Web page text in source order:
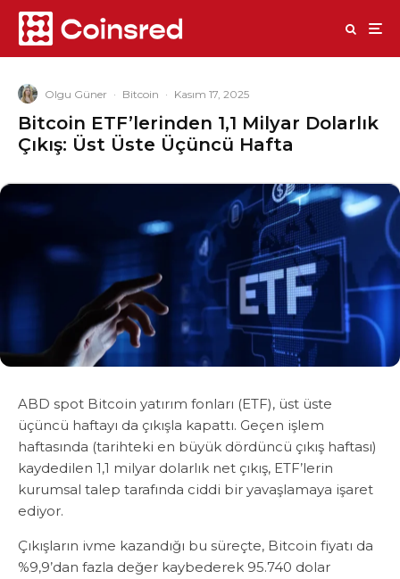
Olgu Güner · Bitcoin · Kasım 17, 2025
Bitcoin ETF’lerinden 1,1 Milyar Dolarlık
Çıkış: Üst Üste Üçüncü Hafta
ABD spot Bitcoin yatırım fonları (ETF), üst üste
üçüncü haftayı da çıkışla kapattı. Geçen işlem
haftasında (tarihteki en büyük dördüncü çıkış haftası)
kaydedilen 1,1 milyar dolarlık net çıkış, ETF’lerin
kurumsal talep tarafında ciddi bir yavaşlamaya işaret
ediyor.
Çıkışların ivme kazandığı bu süreçte, Bitcoin fiyatı da
%9,9’dan fazla değer kaybederek 95.740 dolar